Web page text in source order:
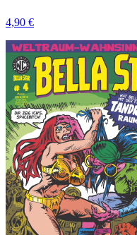
4,90 €